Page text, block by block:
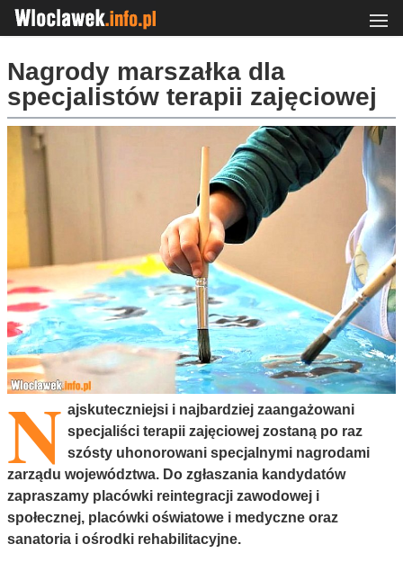
Nagrody marszałka dla
specjalistów terapii zajęciowej
N ajskuteczniejsi i najbardziej zaangażowani
specjaliści terapii zajęciowej zostaną po raz
szósty uhonorowani specjalnymi nagrodami
zarządu województwa. Do zgłaszania kandydatów
zapraszamy placówki reintegracji zawodowej i
społecznej, placówki oświatowe i medyczne oraz
sanatoria i ośrodki rehabilitacyjne.